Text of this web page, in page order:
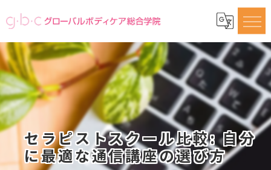
セラピストスクール比較: 自分
に最適な通信講座の選び方